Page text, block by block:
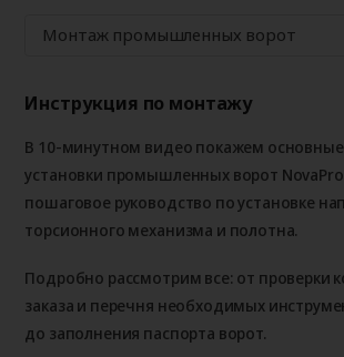
Монтаж промышленных ворот
Инструкция по монтажу
В 10-минутном видео покажем
установки промышленных ворот
пошаговое руководство по установке
торсионного механизма и полотна.
Подробно рассмотрим все: от проверки
заказа и перечня необходимых
до заполнения паспорта ворот.